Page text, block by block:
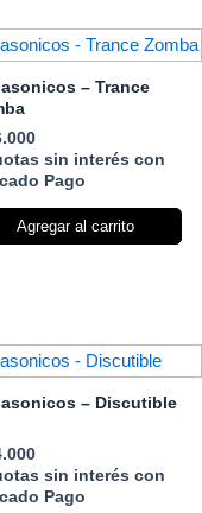
– Trance
sin interés con
Pago
Agregar al carrito
– Discutible
sin interés con
Pago